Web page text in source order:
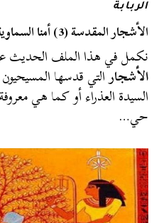
الربابة
الأشجار المقدسة (3) أمنا السماوية شجرة مريم
نكمل في هذا الملف
الأشجارالتي قدسها
السيدة العذراء أو كما هي
حي…